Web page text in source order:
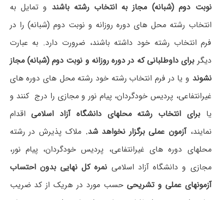
نوبت دوم (شبانه) مجاز به انتخاب رشته باشند و تمایل به
انتخاب رشته محل های دوره روزانه و نوبت دوم (شبانه) را در
فرم انتخاب رشته خود داشته باشند، ضرورت دارد. به عبارت
دیگر برای داوطلبانی که در دوره روزانه و نوبت دوم (شبانه) مجاز
نشوند و یا در فرم انتخاب رشته خود رشته محل های دوره های
غیرانتفاعی، پردیس خودگردان، پیام نور و مجازی را درج کنند و
یا برای انتخاب رشته محلهای دانشگاه آزاد اسلامیاقدام
نمایند، آزمون عملی برگزار نخواهد شد. ملاک پذیرش در رشته
محلهای دوره های غیرانتفاعی، پردیس خودگردان، پیام نور،
مجازی و دانشگاه آزاد اسلامی نمره کل نهایی بدون احتساب
آزمونهای عملی و تشریحیحسب مورد در هریک از کد ضریب